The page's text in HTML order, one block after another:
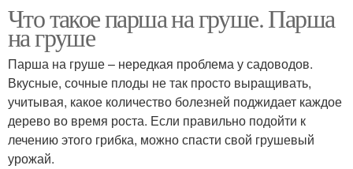
Что такое парша на груше. Парша
на груше
Парша на груше – нередкая проблема у садоводов.
Вкусные, сочные плоды не так просто выращивать,
учитывая, какое количество болезней поджидает каждое
дерево во время роста. Если правильно подойти к
лечению этого грибка, можно спасти свой грушевый
урожай.